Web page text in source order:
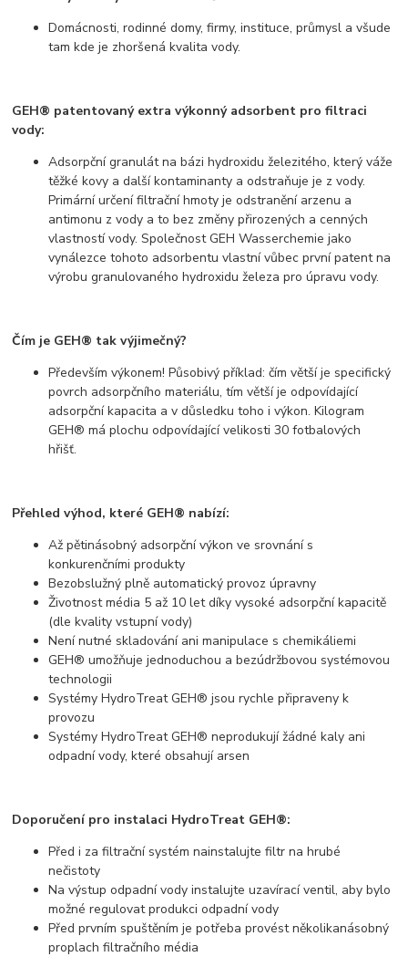
Domácnosti, rodinné domy, firmy, instituce, průmysl a všude
tam kde je zhoršená kvalita vody.
GEH® patentovaný extra výkonný adsorbent pro filtraci
vody:
Adsorpční granulát na bázi hydroxidu železitého, který váže
těžké kovy a další kontaminanty a odstraňuje je z vody.
Primární určení filtrační hmoty je odstranění arzenu a
antimonu z vody a to bez změny přirozených a cenných
vlastností vody. Společnost GEH Wasserchemie jako
vynálezce tohoto adsorbentu vlastní vůbec první patent na
výrobu granulovaného hydroxidu železa pro úpravu vody.
Čím je GEH® tak výjimečný?
Především výkonem! Působivý příklad: čím větší je specifický
povrch adsorpčního materiálu, tím větší je odpovídající
adsorpční kapacita a v důsledku toho i výkon. Kilogram
GEH® má plochu odpovídající velikosti 30 fotbalových
hřišť.
Přehled výhod, které GEH® nabízí:
Až pětinásobný adsorpční výkon ve srovnání s
konkurenčními produkty
Bezobslužný plně automatický provoz úpravny
Životnost média 5 až 10 let díky vysoké adsorpční kapacitě
(dle kvality vstupní vody)
Není nutné skladování ani manipulace s chemikáliemi
GEH® umožňuje jednoduchou a bezúdržbovou systémovou
technologii
Systémy HydroTreat GEH® jsou rychle připraveny k
provozu
Systémy HydroTreat GEH® neprodukují žádné kaly ani
odpadní vody, které obsahují arsen
Doporučení pro instalaci HydroTreat GEH®:
Před i za filtrační systém nainstalujte filtr na hrubé
nečistoty
Na výstup odpadní vody instalujte uzavírací ventil, aby bylo
možné regulovat produkci odpadní vody
Před prvním spuštěním je potřeba provést několikanásobný
proplach filtračního média